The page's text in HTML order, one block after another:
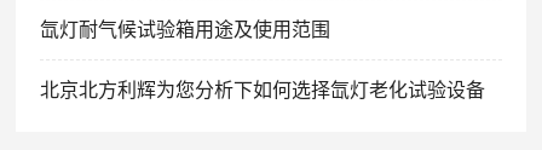
氙灯耐气候试验箱用途及使用范围
北京北方利辉为您分析下如何选择氙灯老化试验设备